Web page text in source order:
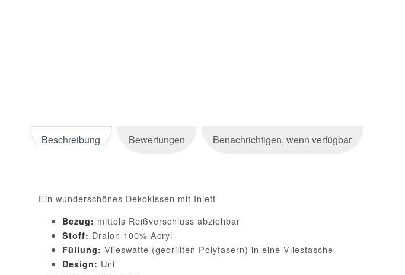
Beschreibung Bewertungen Benachrichtigen, wenn verfügbar
Ein wunderschönes Dekokissen mit Inlett
Bezug: mittels Reißverschluss abziehbar
Stoff: Dralon 100% Acryl
Füllung: Vlieswatte (gedrillten Polyfasern) in eine Vliestasche
Design: Uni